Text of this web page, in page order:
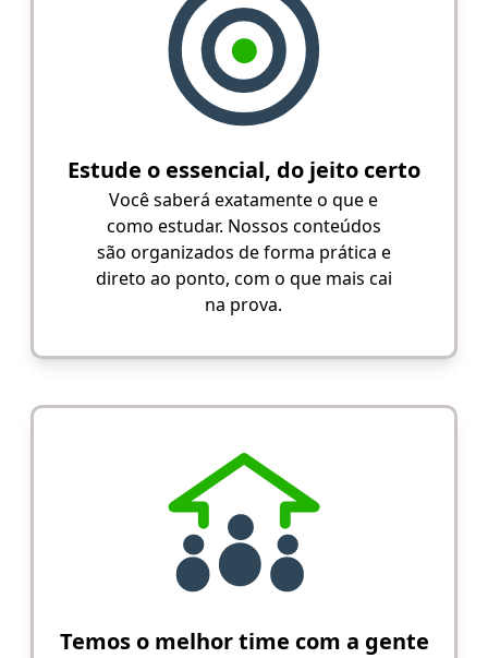
Estude o essencial, do jeito certo
Você saberá exatamente o que e
como estudar. Nossos conteúdos
são organizados de forma prática e
direto ao ponto, com o que mais cai
na prova.
Temos o melhor time com a gente